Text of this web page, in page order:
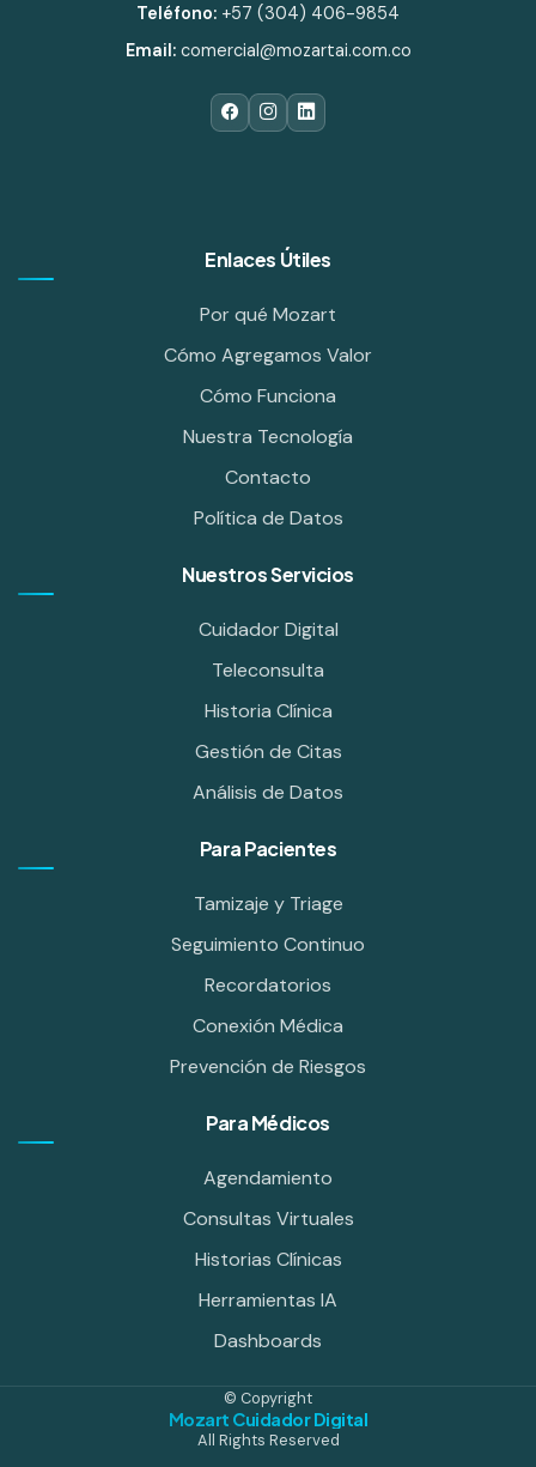
Teléfono: +57 (304) 406-9854
Email: comercial@mozartai.com.co
Enlaces Útiles
Por qué Mozart
Cómo Agregamos Valor
Cómo Funciona
Nuestra Tecnología
Contacto
Política de Datos
Nuestros Servicios
Cuidador Digital
Teleconsulta
Historia Clínica
Gestión de Citas
Análisis de Datos
Para Pacientes
Tamizaje y Triage
Seguimiento Continuo
Recordatorios
Conexión Médica
Prevención de Riesgos
Para Médicos
Agendamiento
Consultas Virtuales
Historias Clínicas
Herramientas IA
Dashboards
© Copyright
Mozart Cuidador Digital
All Rights Reserved